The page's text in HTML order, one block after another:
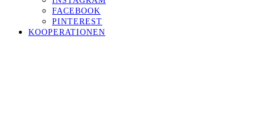
FACEBOOK
PINTEREST
KOOPERATIONEN